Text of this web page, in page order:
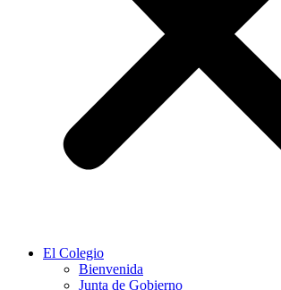
El Colegio
Bienvenida
Junta de Gobierno